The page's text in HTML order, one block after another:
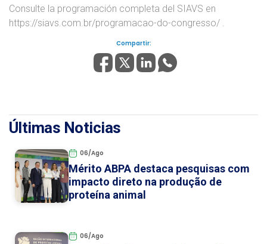
Consulte la programación completa del SIAVS en
https://siavs.com.br/programacao-do-congresso/ .
Compartir:
Últimas Noticias
06/Ago
Mérito ABPA destaca pesquisas com
impacto direto na produção de
proteína animal
06/Ago